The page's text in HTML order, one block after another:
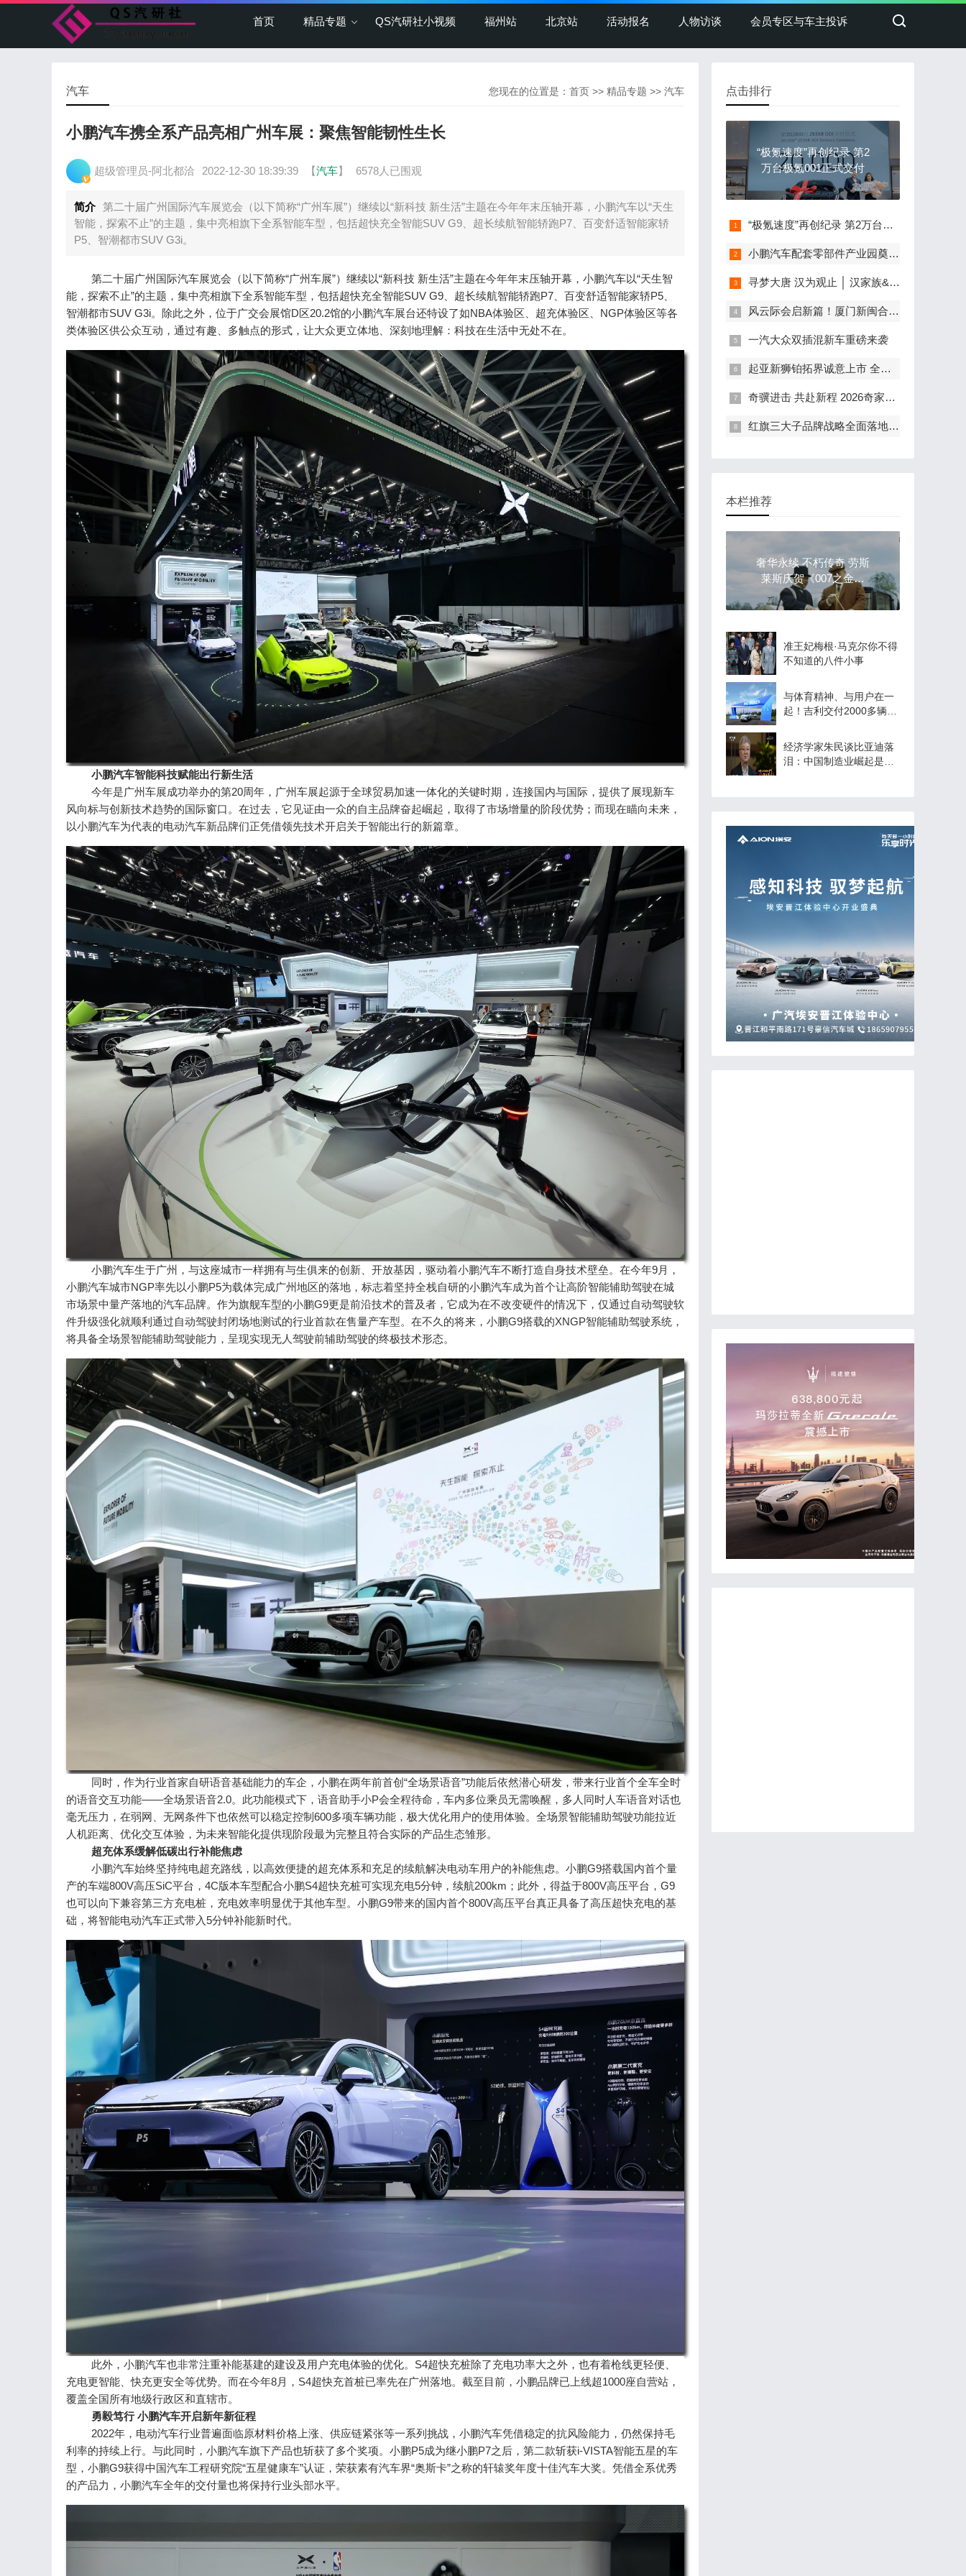
首页 精品专题 QS汽研社小视频 福州站 北京站 活动报名 人物访谈 会员专区与车主投诉
您现在的位置是： 首页 >> 精品专题 >> 汽车
汽车
小鹏汽车携全系产品亮相广州车展：聚焦智能韧性生长
超级管理员-阿北都洽 2022-12-30 18:39:39 【汽车】 6578人已围观
简介 第二十届广州国际汽车展览会（以下简称“广州车展”）继续以“新科技 新生活”主题在今年年末压轴开幕，小鹏汽车以“天生
智能，探索不止”的主题，集中亮相旗下全系智能车型，包括超快充全智能SUV G9、超长续航智能轿跑P7、百变舒适智能家轿
P5、智潮都市SUV G3i。
第二十届广州国际汽车展览会（以下简称“广州车展”）继续以“新科技 新生活”主题在今年年末压轴开幕，小鹏汽车以“天生智
能，探索不止”的主题，集中亮相旗下全系智能车型，包括超快充全智能SUV G9、超长续航智能轿跑P7、百变舒适智能家轿P5、
智潮都市SUV G3i。除此之外，位于广交会展馆D区20.2馆的小鹏汽车展台还特设了如NBA体验区、超充体验区、NGP体验区等各
类体验区供公众互动，通过有趣、多触点的形式，让大众更立体地、深刻地理解：科技在生活中无处不在。
小鹏汽车智能科技赋能出行新生活
今年是广州车展成功举办的第20周年，广州车展起源于全球贸易加速一体化的关键时期，连接国内与国际，提供了展现新车
风向标与创新技术趋势的国际窗口。在过去，它见证由一众的自主品牌奋起崛起，取得了市场增量的阶段优势；而现在瞄向未来，
以小鹏汽车为代表的电动汽车新品牌们正凭借领先技术开启关于智能出行的新篇章。
小鹏汽车生于广州，与这座城市一样拥有与生俱来的创新、开放基因，驱动着小鹏汽车不断打造自身技术壁垒。在今年9月，
小鹏汽车城市NGP率先以小鹏P5为载体完成广州地区的落地，标志着坚持全栈自研的小鹏汽车成为首个让高阶智能辅助驾驶在城
市场景中量产落地的汽车品牌。作为旗舰车型的小鹏G9更是前沿技术的普及者，它成为在不改变硬件的情况下，仅通过自动驾驶软
件升级强化就顺利通过自动驾驶封闭场地测试的行业首款在售量产车型。在不久的将来，小鹏G9搭载的XNGP智能辅助驾驶系统，
将具备全场景智能辅助驾驶能力，呈现实现无人驾驶前辅助驾驶的终极技术形态。
同时，作为行业首家自研语音基础能力的车企，小鹏在两年前首创“全场景语音”功能后依然潜心研发，带来行业首个全车全时
的语音交互功能——全场景语音2.0。此功能模式下，语音助手小P会全程待命，车内多位乘员无需唤醒，多人同时人车语音对话也
毫无压力，在弱网、无网条件下也依然可以稳定控制600多项车辆功能，极大优化用户的使用体验。全场景智能辅助驾驶功能拉近
人机距离、优化交互体验，为未来智能化提供现阶段最为完整且符合实际的产品生态雏形。
超充体系缓解低碳出行补能焦虑
小鹏汽车始终坚持纯电超充路线，以高效便捷的超充体系和充足的续航解决电动车用户的补能焦虑。小鹏G9搭载国内首个量
产的车端800V高压SiC平台，4C版本车型配合小鹏S4超快充桩可实现充电5分钟，续航200km；此外，得益于800V高压平台，G9
也可以向下兼容第三方充电桩，充电效率明显优于其他车型。小鹏G9带来的国内首个800V高压平台真正具备了高压超快充电的基
础，将智能电动汽车正式带入5分钟补能新时代。
此外，小鹏汽车也非常注重补能基建的建设及用户充电体验的优化。S4超快充桩除了充电功率大之外，也有着枪线更轻便、
充电更智能、快充更安全等优势。而在今年8月，S4超快充首桩已率先在广州落地。截至目前，小鹏品牌已上线超1000座自营站，
覆盖全国所有地级行政区和直辖市。
勇毅笃行 小鹏汽车开启新年新征程
2022年，电动汽车行业普遍面临原材料价格上涨、供应链紧张等一系列挑战，小鹏汽车凭借稳定的抗风险能力，仍然保持毛
利率的持续上行。与此同时，小鹏汽车旗下产品也斩获了多个奖项。小鹏P5成为继小鹏P7之后，第二款斩获i-VISTA智能五星的车
型，小鹏G9获得中国汽车工程研究院“五星健康车”认证，荣获素有汽车界“奥斯卡”之称的轩辕奖年度十佳汽车大奖。凭借全系优秀
的产品力，小鹏汽车全年的交付量也将保持行业头部水平。
点击排行
“极氪速度”再创纪录 第2
万台极氪001正式交付
“极氪速度”再创纪录 第2万台极氪001正式交付
小鹏汽车配套零部件产业园奠基，打造世界级新能源智能汽车集群
寻梦大唐 汉为观止 │ 汉家族&2022款唐EV新车上市发布会，敬请期待！
风云际会启新篇！厦门新闽合奇瑞风云体验中心盛大开业
一汽大众双插混新车重磅来袭
起亚新狮铂拓界诚意上市 全国统一“焕新一口价”10.99万元起
奇骥进击 共赴新程 2026奇家宴在福州盛大举行
红旗三大子品牌战略全面落地 豪华出行生态进阶新篇章
本栏推荐
奢华永续 不朽传奇 劳斯
莱斯庆贺《007之金手
指》幻影首登银幕60周
年
准王妃梅根·马克尔你不得
不知道的八件小事
与体育精神、与用户在一
起！吉利交付2000多辆杭
经济学家朱民谈比亚迪落
泪：中国制造业崛起是一